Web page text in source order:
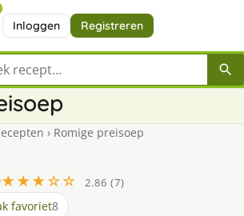
Inloggen Registreren
een recept
› Romige preisoep
★★★☆☆
2.86 (7)
favoriet8